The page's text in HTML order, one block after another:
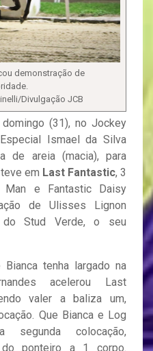
demonstração de
Divulgação JCB
(31), no Jockey
Ismael da Silva
de areia (macia), para
em Last Fantastic, 3
e Fantastic Daisy
de Ulisses Lignon
do Stud Verde, o seu
tenha largado na
acelerou Last
valer a baliza um,
Que Bianca e Log
colocação,
do ponteiro a 1 corpo.